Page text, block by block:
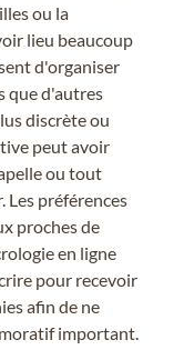
ou la
lieu beaucoup
d'organiser
que d'autres
discrète ou
peut avoir
ou tout
préférences
proches de
en ligne
pour recevoir
afin de ne
important.